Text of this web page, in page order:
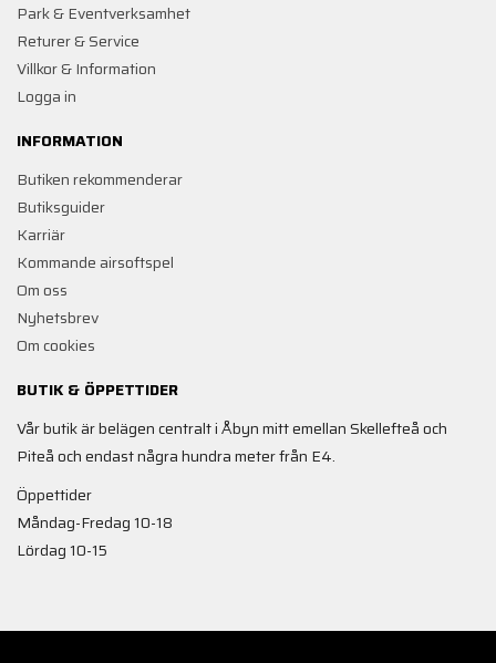
Park & Eventverksamhet
Returer & Service
Villkor & Information
Logga in
INFORMATION
Butiken rekommenderar
Butiksguider
Karriär
Kommande airsoftspel
Om oss
Nyhetsbrev
Om cookies
BUTIK & ÖPPETTIDER
Vår butik är belägen centralt i Åbyn mitt emellan Skellefteå och
Piteå och endast några hundra meter från E4.
Öppettider
Måndag-Fredag 10-18
Lördag 10-15